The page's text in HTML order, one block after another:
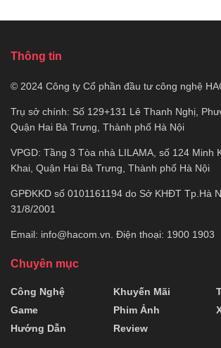
Thông tin
© 2024 Công ty Cổ phần đầu tư công nghệ
Trụ sở chính: Số 129+131 Lê Thanh Nghị,
Quận Hai Bà Trưng, Thành phố Hà Nội
VPGD: Tầng 3 Tòa nhà LILAMA, số 124 Minh
Khai, Quận Hai Bà Trưng, Thành phố Hà Nội
GPĐKKD số 0101161194 do Sở KHĐT Tp.Hà
31/8/2001
Email: info@hacom.vn . Điện thoại: 1900 1903
Chuyên mục
Công Nghệ
Game
Hướng Dẫn
Khuyến Mãi
Phim Ảnh
Review